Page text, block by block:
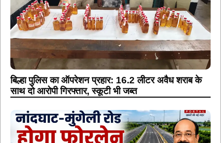
बिल्हा पुलिस का ऑपरेशन प्रहार: 16.2 लीटर अवैध शराब के
साथ दो आरोपी गिरफ्तार, स्कूटी भी जब्त